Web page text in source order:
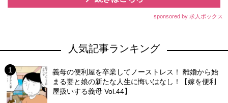
sponsored by 求人ボックス
人気記事ランキング
義母の便利屋を卒業してノーストレス！ 離婚から始
まる妻と娘の新たな人生に悔いはなし！【嫁を便利
屋扱いする義母 Vol.44】